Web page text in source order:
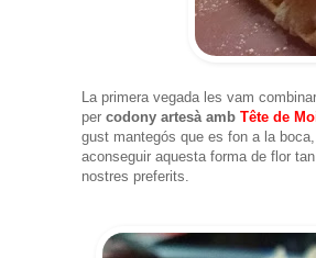
La primera vegada les vam
per codony artesà amb Tête de
gust mantegós que es fon a la
aconseguir aquesta forma de flor
nostres preferits.